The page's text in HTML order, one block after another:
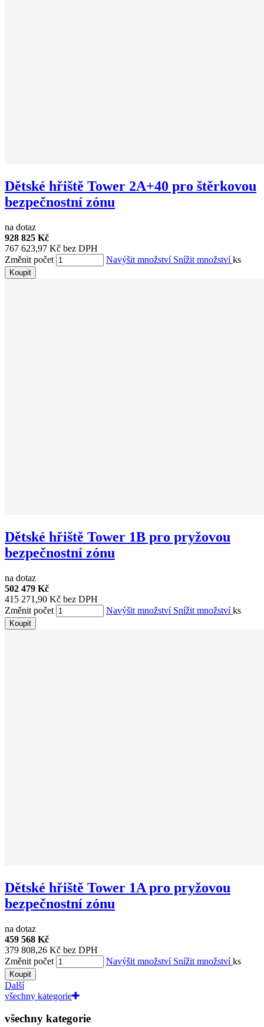
Dětské hřiště Tower 2A+40 pro štěrkovou
bezpečnostní zónu
na dotaz
928 825 Kč
767 623,97 Kč bez DPH
Změnit počet
Navýšit množství Snížit množstvíks
Koupit
Dětské hřiště Tower 1B pro pryžovou
bezpečnostní zónu
na dotaz
502 479 Kč
415 271,90 Kč bez DPH
Změnit počet
Navýšit množství Snížit množstvíks
Koupit
Dětské hřiště Tower 1A pro pryžovou
bezpečnostní zónu
na dotaz
459 568 Kč
379 808,26 Kč bez DPH
Změnit počet
Navýšit množství Snížit množstvíks
Koupit
Další
všechny kategorie
všechny kategorie